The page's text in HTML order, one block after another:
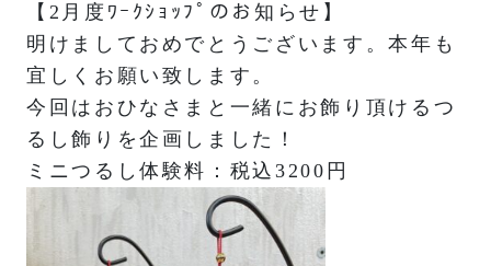
【2月度ﾜｰｸｼｮｯﾌﾟのお知らせ】
明けましておめでとうございます。本年も
宜しくお願い致します。
今回はおひなさまと一緒にお飾り頂けるつ
るし飾りを企画しました！
ミニつるし体験料：税込3200円